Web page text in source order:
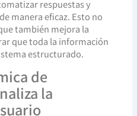
respuestas y
manera eficaz. Esto no
también mejora la
que toda la información
estructurado.
de
la